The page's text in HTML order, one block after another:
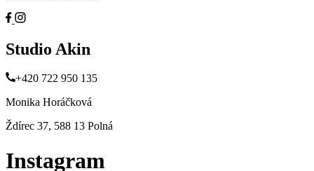
Studio Akin
+420 722 950 135
Monika Horáčková
Ždírec 37, 588 13 Polná
Instagram